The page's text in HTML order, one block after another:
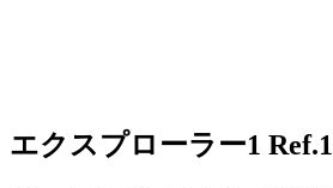
エクスプローラー1